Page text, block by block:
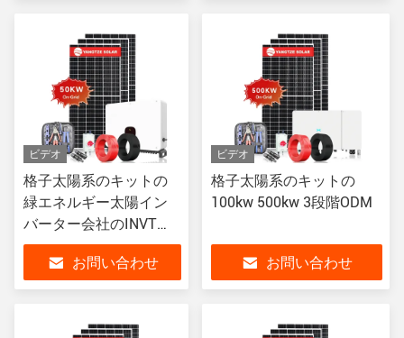
ビデオ
格子太陽系のキットの
緑エネルギー太陽イン
バーター会社のINVT
50kw
お問い合わせ
ビデオ
格子太陽系のキットの
100kw 500kw 3段階ODM
お問い合わせ